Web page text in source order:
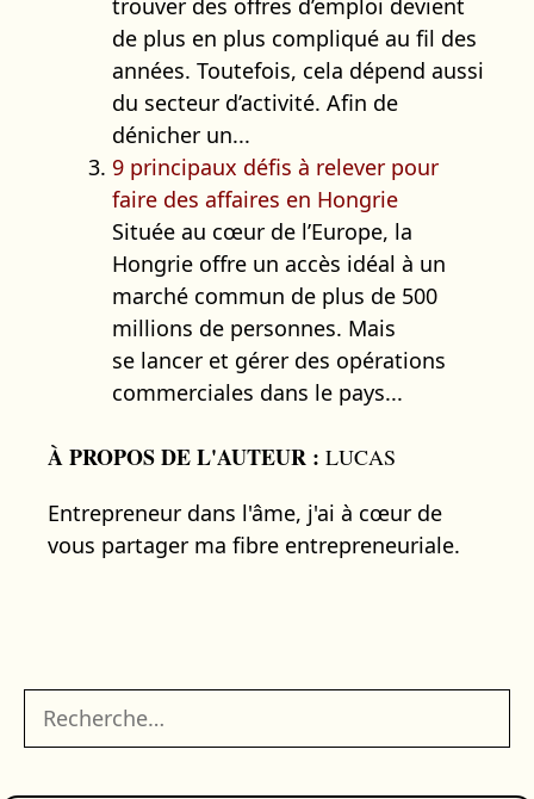
de plus en plus compliqué au fil des
années. Toutefois, cela dépend aussi
du secteur d’activité. Afin de
dénicher un...
9 principaux défis à relever pour
faire des affaires en Hongrie
Située au cœur de l’Europe, la
Hongrie offre un accès idéal à un
marché commun de plus de 500
millions de personnes. Mais
se lancer et gérer des opérations
commerciales dans le pays...
À PROPOS DE L'AUTEUR : LUCAS
Entrepreneur dans l'âme, j'ai à cœur de
vous partager ma fibre entrepreneuriale.
Rechercher :